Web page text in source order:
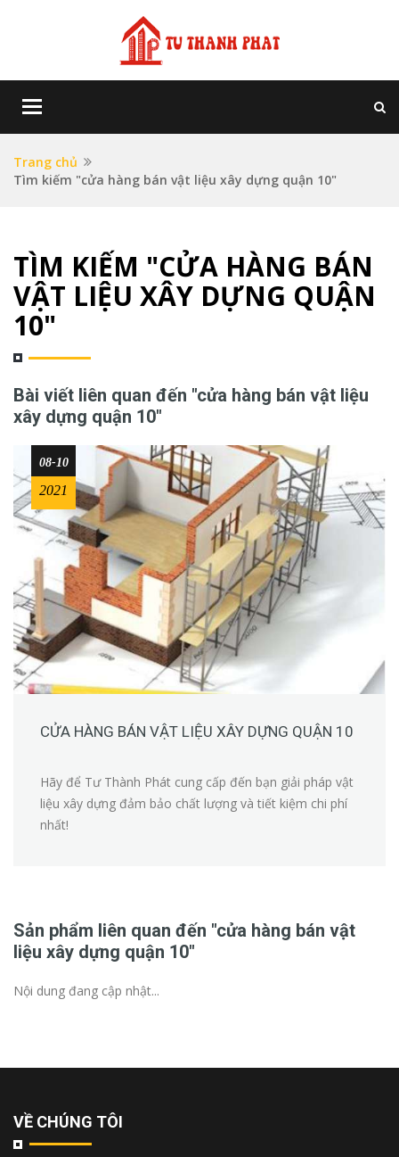
Toggle
Trang chủ
Tìm kiếm "cửa hàng bán vật liệu xây dựng quận 10"
TÌM KIẾM "CỬA HÀNG BÁN
VẬT LIỆU XÂY DỰNG QUẬN
10"
Bài viết liên quan đến "cửa hàng bán vật liệu
xây dựng quận 10"
CỬA HÀNG BÁN VẬT LIỆU XÂY DỰNG QUẬN 10
08-10
2021
Hãy để Tư Thành Phát cung cấp đến bạn giải pháp vật
liệu xây dựng đảm bảo chất lượng và tiết kiệm chi phí
nhất!
Sản phẩm liên quan đến "cửa hàng bán vật
liệu xây dựng quận 10"
Nội dung đang cập nhật...
VỀ CHÚNG TÔI